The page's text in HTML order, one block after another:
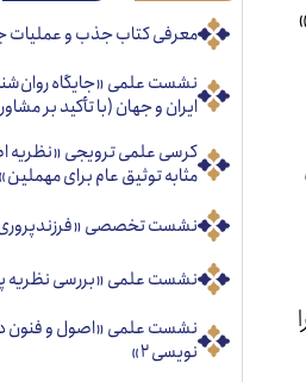
معرفی کتاب جذب و عملیات
نشست علمی «جایگاه
ایران و جهان (با تأکید بر
کرسی علمی ترویجی «نظریه
مثابه توثیق عام برای مهملین»
نشست تخصصی
نشست علمی «بررسی نظریه
نشست علمی «اصول و فنون
نویسی ۲»